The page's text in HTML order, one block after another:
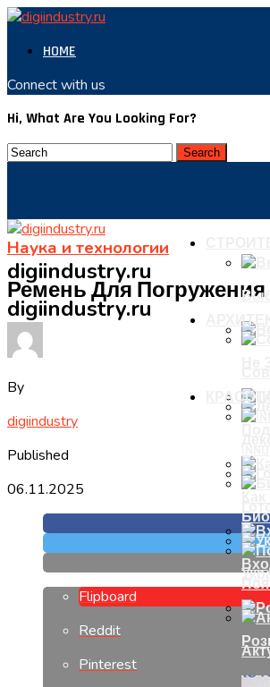
HOME
Connect with us
Hi, What Are You Looking For?
digiindustry.ru
digiindustry.ru
Наука и технологии
Ремень Для Погружения
By
digiindustry
Published
06.11.2025
Flipboard
Reddit
Pinterest